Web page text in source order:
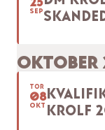
SEP
TOR
08
OKT KROLF